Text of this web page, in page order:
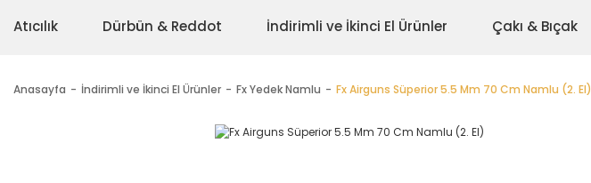
Atıcılık Dürbün & Reddot İndirimli ve İkinci El Ürünler Çakı & Bıçak
Anasayfa İndirimli ve İkinci El Ürünler Fx Yedek Namlu Fx Airguns Süperior 5.5 Mm 70 Cm Namlu (2. El)